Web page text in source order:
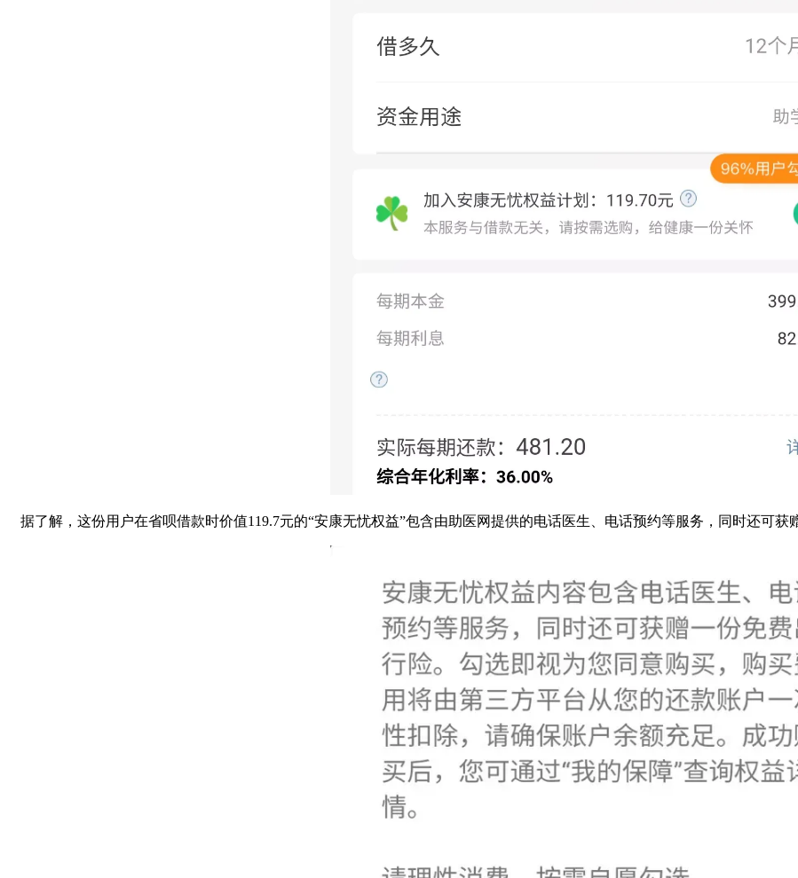
据了解，这份用户在省呗借款时价值119.7元的“安康无忧权益”包含由助医网提供的电话医生、电话预约等服务，同时还可获